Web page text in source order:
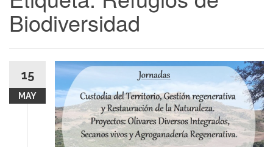
Biodiversidad
15
MAY